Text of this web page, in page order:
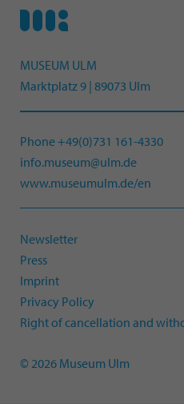
MUSEUM ULM
Marktplatz 9 | 89073 Ulm
Phone +49(0)731 161-4330
info.museum@ulm.de
www.museumulm.de/en
Newsletter
Press
Imprint
Privacy Policy
Right of cancellation and
© 2026 Museum Ulm